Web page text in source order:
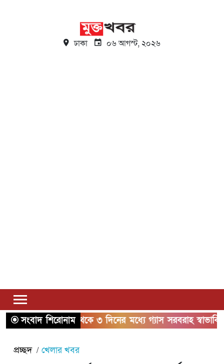
ঢাকা ০৬ আগস্ট, ২০২৬
সংবাদ শিরোনাম
২ থেকে ৩ দিনের মধ্যে গ্যাস সরবরাহ স্বাভাবিক হবে:
প্রচ্ছদ খেলার খবর